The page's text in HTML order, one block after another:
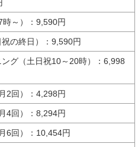
～）：9,590円
の終日）：9,590円
グ（土日祝10～20時）：6,998
2回）：4,298円
4回）：8,294円
6回）：10,454円